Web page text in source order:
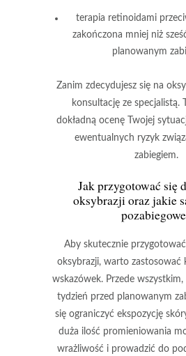
terapia retinoidami
zakończona mniej niż
planowanym
Zanim zdecydujesz się na
konsultację ze specjalistą.
dokładną ocenę Twojej
ewentualnych ryzyk
zabiegiem.
Jak przygotować się
oksybrazji oraz jakie
Aby skutecznie
oksybrazji, warto zastosować
wskazówek. Przede
tydzień przed planowanym
się ograniczyć ekspozycję
duża ilość promieniowania
wrażliwość i prowadzić do